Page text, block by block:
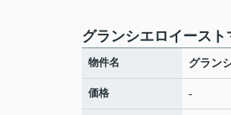
グランシエロイース
物件名 グラン
価格 -